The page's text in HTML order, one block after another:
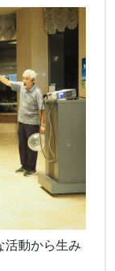
活動から生み